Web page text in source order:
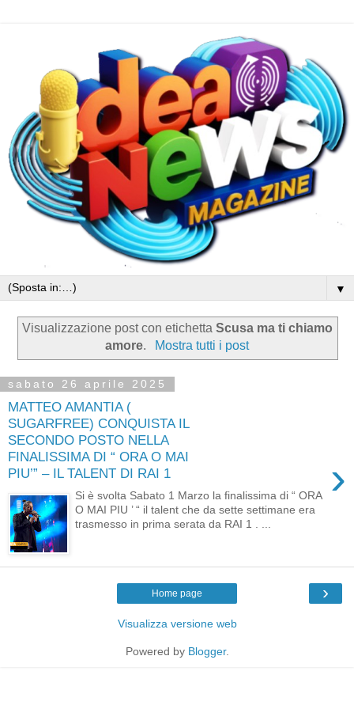
▼
Visualizzazione post con etichetta Scusa ma ti chiamo
amore. Mostra tutti i post
sabato 26 aprile 2025
MATTEO AMANTIA (
SUGARFREE) CONQUISTA IL
SECONDO POSTO NELLA
FINALISSIMA DI “ ORA O MAI
PIU’” – IL TALENT DI RAI 1
›
Si è svolta Sabato 1 Marzo la finalissima di “ ORA
O MAI PIU ’ “ il talent che da sette settimane era
trasmesso in prima serata da RAI 1 . ...
›
Home page
Visualizza versione web
Powered by Blogger.